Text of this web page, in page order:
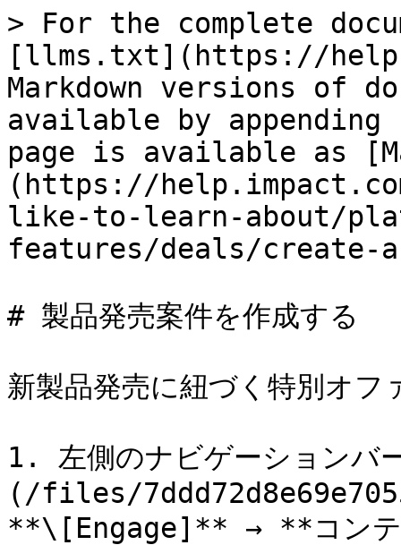
> For the complete
[llms.txt](https://
Markdown versions of
available by
page is available as
(https://
like-to-learn-about/
features/deals/create-
# 製品発売案件を作成する
新製品発売に紐づく特別オフ
1. 左側のナビゲーション
(/files/
**\[Engage]** → **コン